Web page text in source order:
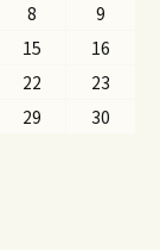
8
9
15
16
22
23
29
30